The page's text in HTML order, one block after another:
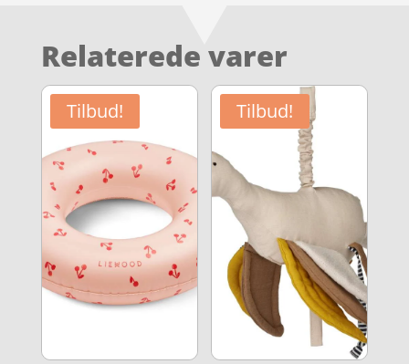
Relaterede varer
Tilbud! Tilbud!